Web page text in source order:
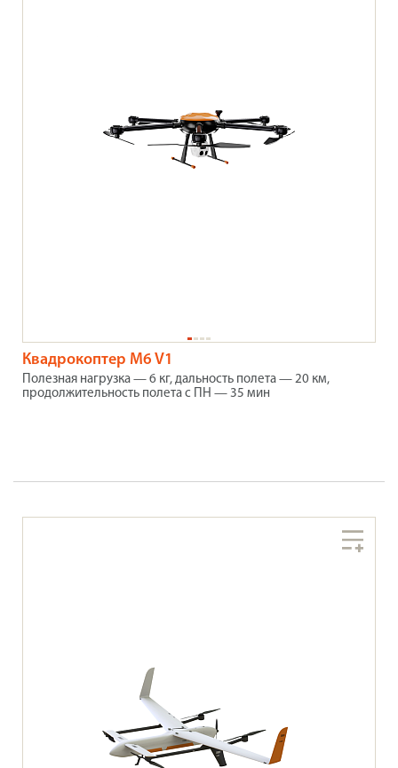
Квадрокоптер M6 V1
Полезная нагрузка — 6 кг, дальность полета — 20 км,
продолжительность полета с ПН — 35 мин